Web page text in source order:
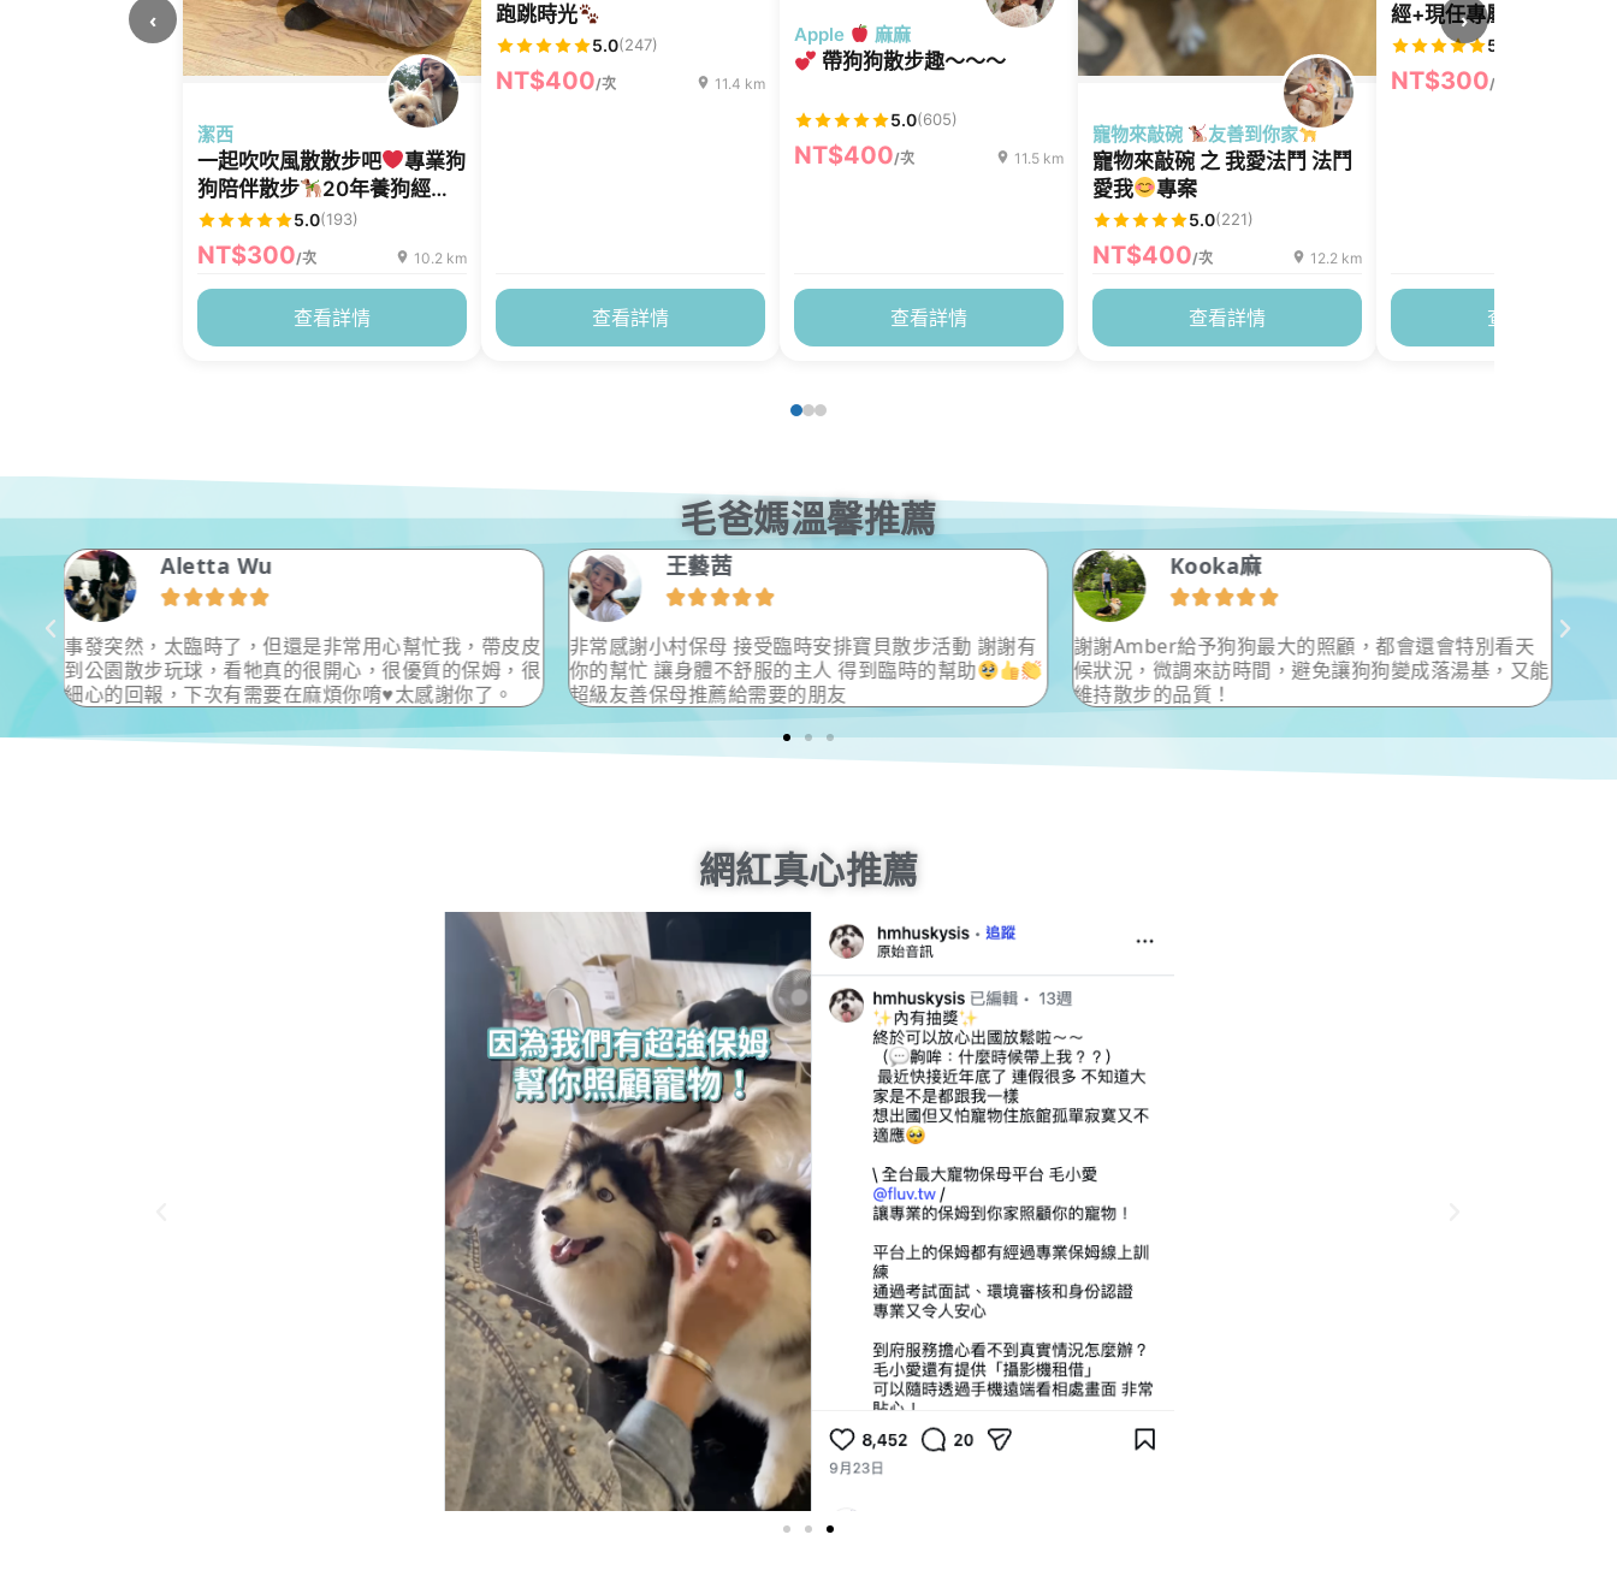
潔西
一起吹吹風散散步吧
專業狗
狗陪伴散步
20年養狗經
驗，陪伴您的寶貝散步走路、
舒緩壓力
5.0(193)
NT$300/次 10.2 km
查看詳情
跑跳時光
5.0(247)
NT$400/次 11.4 km
查看詳情
Apple 麻麻
帶狗狗散步趣～～～
5.0(605)
NT$400/次 11.5 km
查看詳情
寵物來敲碗 友善到你家
寵物來敲碗 之 我愛法鬥 法鬥
愛我
專案
5.0(221)
NT$400/次 12.2 km
查看詳情
經+現任專屬照顧超過17
格魯的奴才媽媽，上山
沒問題，歡迎需要陪伴
步的寶貝來預約
5.0
NT$300/次
查看詳情
‹ ›
毛爸媽溫馨推薦
是非常用心幫忙我，帶皮皮
很開心，很優質的保姆，很
麻煩你唷♥太感謝你了。
非常感謝小村保母 接受臨時安排寶貝散步活動 謝謝有
你的幫忙 讓身體不舒服的主人 得到臨時的幫助
超級友善保母推薦給需要的朋友
謝謝Amber給予狗狗最大的照顧，都會還會特別看天
候狀況，微調來訪時間，避免讓狗狗變成落湯基，又能
維持散步的品質！
事發突然，太臨時了，但還是非常用
到公園散步玩球，看牠真的很開心，
細心的回報，下次有需要在麻煩你
網紅真心推薦